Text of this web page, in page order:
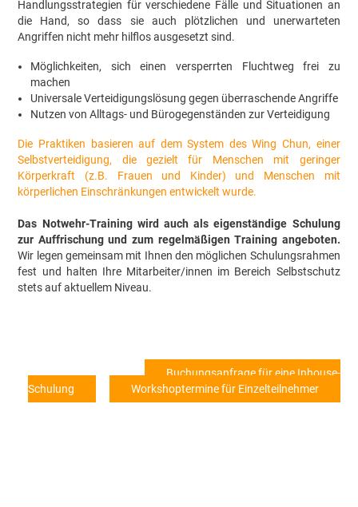
Handlungsstrategien für verschiedene Fälle und Situationen an
die Hand, so dass sie auch plötzlichen und unerwarteten
Angriffen nicht mehr hilflos ausgesetzt sind.
Möglichkeiten, sich einen versperrten Fluchtweg frei zu
machen
Universale Verteidigungslösung gegen überraschende Angriffe
Nutzen von Alltags- und Bürogegenständen zur Verteidigung
Die Praktiken basieren auf dem System des Wing Chun, einer
Selbstverteidigung, die gezielt für Menschen mit geringer
Körperkraft (z.B. Frauen und Kinder) und Menschen mit
körperlichen Einschränkungen entwickelt wurde.
Das Notwehr-Training wird auch als eigenständige Schulung
zur Auffrischung und zum regelmäßigen Training angeboten.
Wir legen gemeinsam mit Ihnen den möglichen Schulungsrahmen
fest und halten Ihre Mitarbeiter/innen im Bereich Selbstschutz
stets auf aktuellem Niveau.
Buchungsanfrage für eine Inhouse-
Schulung
Workshoptermine für Einzelteilnehmer